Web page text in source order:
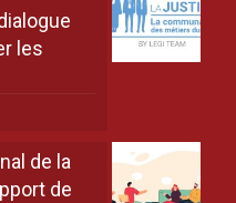
les
de la
de